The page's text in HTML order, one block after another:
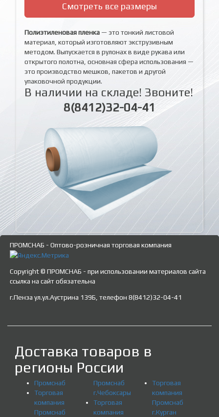
Смотреть все размеры
Полиэтиленовая пленка — это тонкий листовой
материал, который изготовляют экструзивным
методом. Выпускается в рулонах в виде рукава или
открытого полотна, основная сфера использования —
это производство мешков, пакетов и другой
упаковочной продукции.
В наличии на складе! Звоните!
8(8412)32-04-41
ПРОМСНАБ - Оптово-розничная торговая компания
Copyright © ПРОМСНАБ - при использовании материалов сайта
ссылка на сайт обязательна
г.Пенза ул.ул.Аустрина 139Б, телефон 8(8412)32-04-41
Доставка товаров в
регионы России
Промснаб
Торговая
компания
Промснаб
Промснаб
г.Чебоксары
Торговая
компания
Торговая
компания
Промснаб
г.Курган